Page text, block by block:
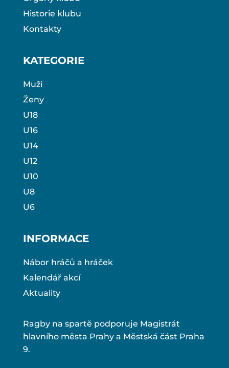
Historie klubu
Kontakty
KATEGORIE
Muži
Ženy
U18
U16
U14
U12
U10
U8
U6
INFORMACE
Nábor hráčů a hráček
Kalendář akcí
Aktuality
Ragby na spartě podporuje Magistrát
hlavního města Prahy a Městská část Praha
9.